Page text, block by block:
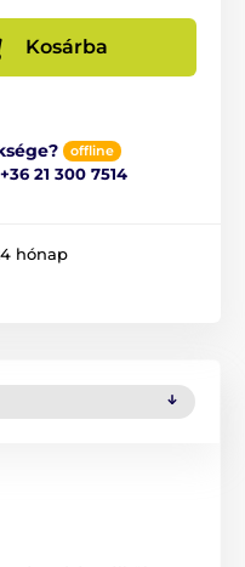
Kosárba
offline
+36 21 300 7514
hónap